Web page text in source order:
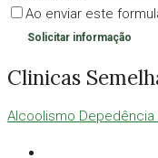
Ao enviar este
Solicitar informação
Clinicas
Alcoolismo Depedência